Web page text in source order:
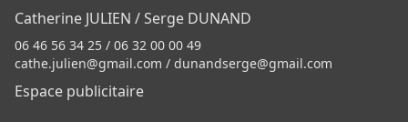
Catherine JULIEN / Serge DUNAND
06 46 56 34 25 / 06 32 00 00 49
cathe.julien@gmail.com / dunandserge@gmail.com
Espace publicitaire